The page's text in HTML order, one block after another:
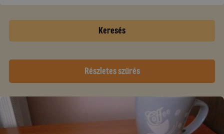
Keresés
Részletes szűrés